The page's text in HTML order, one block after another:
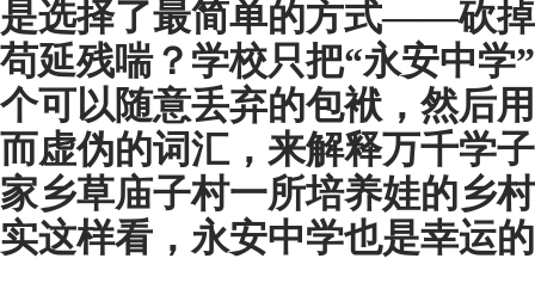
是选择了最简单的方式——砍
苟延残喘？学校只把“永安中学
个可以随意丢弃的包袱，然后
而虚伪的词汇，来解释万千学
家乡草庙子村一所培养娃的乡
实这样看，永安中学也是幸运